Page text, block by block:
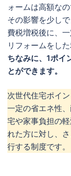
ォームは高額な
その影響を少し
費税増税後に、
リフォームをし
ちなみに、1ポイ
とができます。
次世代住宅ポイン
一定の省エネ性
宅や家事負担の
れた方に対し、
行する制度です。